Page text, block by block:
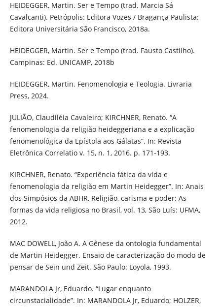
HEIDEGGER, Martin. Ser e Tempo (trad. Marcia Sá
Cavalcanti). Petrópolis: Editora Vozes / Bragança Paulista:
Editora Universitária São Francisco, 2018a.
HEIDEGGER, Martin. Ser e Tempo (trad. Fausto Castilho).
Campinas: Ed. UNICAMP, 2018b
HEIDEGGER, Martin. Fenomenologia e Teologia. Livraria
Press, 2024.
JULIÃO, Claudiléia Cavaleiro; KIRCHNER, Renato. “A
fenomenologia da religião heideggeriana e a explicação
fenomenológica da Epístola aos Gálatas”. In: Revista
Eletrônica Correlatio v. 15, n. 1, 2016. p. 171-193.
KIRCHNER, Renato. “Experiência fática da vida e
fenomenologia da religião em Martin Heidegger”. In: Anais
dos Simpósios da ABHR, Religião, carisma e poder: As
formas da vida religiosa no Brasil, vol. 13, São Luís: UFMA,
2012.
MAC DOWELL, João A. A Gênese da ontologia fundamental
de Martin Heidegger. Ensaio de caracterização do modo de
pensar de Sein und Zeit. São Paulo: Loyola, 1993.
MARANDOLA Jr, Eduardo. “Lugar enquanto
circunstacialidade”. In: MARANDOLA Jr, Eduardo; HOLZER,